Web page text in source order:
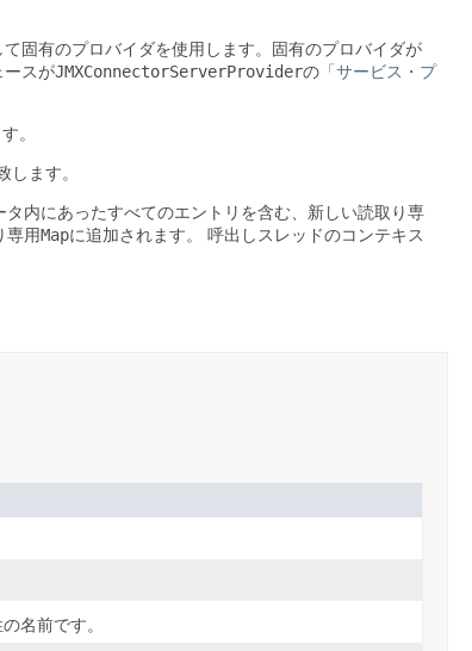
て固有のプロバイダを使用します。固有のプロバイダが
ースがJMXConnectorServerProviderの 「サービス・プ
。
します。
タ内にあったすべてのエントリを含む、新しい読取り専
専用Mapに追加されます。
呼出しスレッドのコンテキス
名前です。